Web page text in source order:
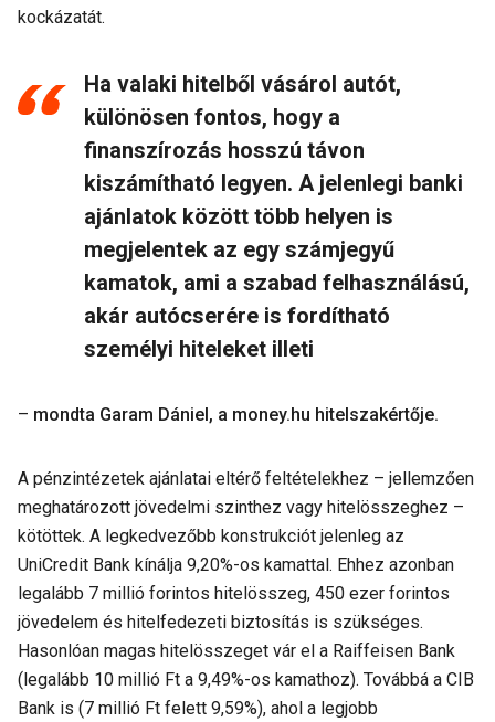
kockázatát.
Ha valaki hitelből vásárol autót,
különösen fontos, hogy a
finanszírozás hosszú távon
kiszámítható legyen. A jelenlegi banki
ajánlatok között több helyen is
megjelentek az egy számjegyű
kamatok, ami a szabad felhasználású,
akár autócserére is fordítható
személyi hiteleket illeti
– mondta Garam Dániel, a money.hu hitelszakértője.
A pénzintézetek ajánlatai eltérő feltételekhez – jellemzően
meghatározott jövedelmi szinthez vagy hitelösszeghez –
kötöttek. A legkedvezőbb konstrukciót jelenleg az
UniCredit Bank kínálja 9,20%-os kamattal. Ehhez azonban
legalább 7 millió forintos hitelösszeg, 450 ezer forintos
jövedelem és hitelfedezeti biztosítás is szükséges.
Hasonlóan magas hitelösszeget vár el a Raiffeisen Bank
(legalább 10 millió Ft a 9,49%-os kamathoz). Továbbá a CIB
Bank is (7 millió Ft felett 9,59%), ahol a legjobb